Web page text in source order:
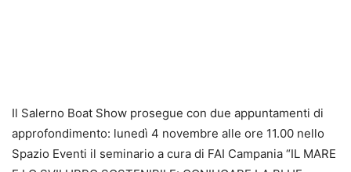
Il Salerno Boat Show prosegue con due appuntamenti di
approfondimento: lunedì 4 novembre alle ore 11.00 nello
Spazio Eventi il seminario a cura di FAI Campania “IL MARE